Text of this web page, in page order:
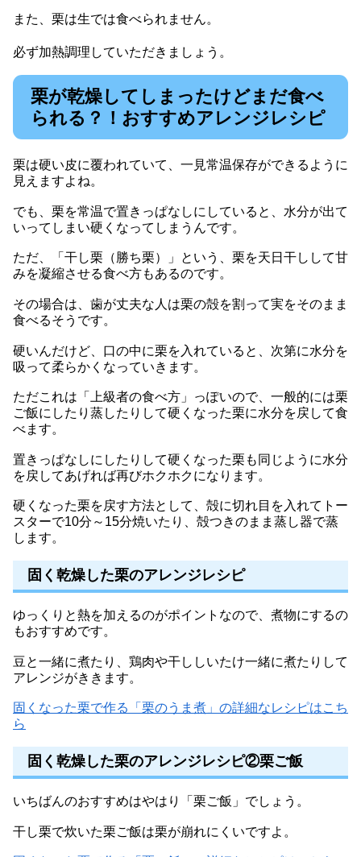
また、栗は生では食べられません。
必ず加熱調理していただきましょう。
栗が乾燥してしまったけどまだ食べ
られる？！おすすめアレンジレシピ
栗は硬い皮に覆われていて、一見常温保存ができるように
見えますよね。
でも、栗を常温で置きっぱなしにしていると、水分が出て
いってしまい硬くなってしまうんです。
ただ、「干し栗（勝ち栗）」という、栗を天日干しして甘
みを凝縮させる食べ方もあるのです。
その場合は、歯が丈夫な人は栗の殻を割って実をそのまま
食べるそうです。
硬いんだけど、口の中に栗を入れていると、次第に水分を
吸って柔らかくなっていきます。
ただこれは「上級者の食べ方」っぽいので、一般的には栗
ご飯にしたり蒸したりして硬くなった栗に水分を戻して食
べます。
置きっぱなしにしたりして硬くなった栗も同じように水分
を戻してあげれば再びホクホクになります。
硬くなった栗を戻す方法として、殻に切れ目を入れてトー
スターで10分～15分焼いたり、殻つきのまま蒸し器で蒸
します。
固く乾燥した栗のアレンジレシピ
ゆっくりと熱を加えるのがポイントなので、煮物にするの
もおすすめです。
豆と一緒に煮たり、鶏肉や干ししいたけ一緒に煮たりして
アレンジがききます。
固くなった栗で作る「栗のうま煮」の詳細なレシピはこち
ら
固く乾燥した栗のアレンジレシピ②栗ご飯
いちばんのおすすめはやはり「栗ご飯」でしょう。
干し栗で炊いた栗ご飯は栗が崩れにくいですよ。